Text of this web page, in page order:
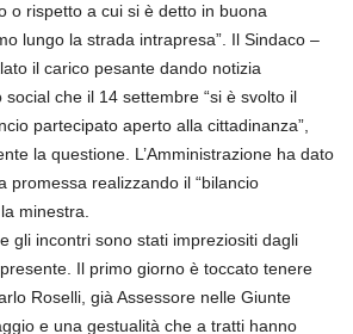
o rispetto a cui si è detto in buona
lungo la strada intrapresa”. Il Sindaco –
il carico pesante dando notizia
che il 14 settembre “si è svolto il
partecipato aperto alla cittadinanza”,
la questione. L’Amministrazione ha dato
promessa realizzando il “bilancio
minestra.
gli incontri sono stati impreziositi dagli
Il primo giorno è toccato tenere
Roselli, già Assessore nelle Giunte
e una gestualità che a tratti hanno